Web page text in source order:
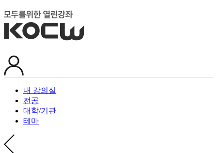
내 강의실
전공
대학/기관
테마